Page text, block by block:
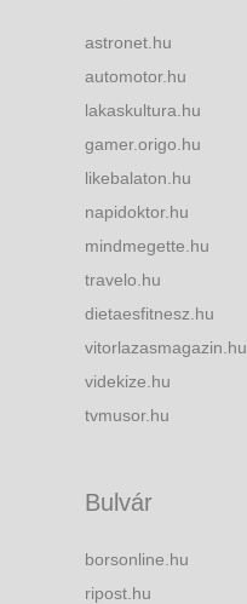
astronet.hu
automotor.hu
lakaskultura.hu
gamer.origo.hu
likebalaton.hu
napidoktor.hu
mindmegette.hu
travelo.hu
dietaesfitnesz.hu
vitorlazasmagazin.hu
videkize.hu
tvmusor.hu
Bulvár
borsonline.hu
ripost.hu